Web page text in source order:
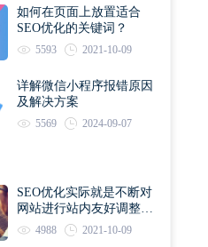
如何在页面上放置适合
SEO优化的关键词？
5593 2021-10-09
详解微信小程序报错原因
及解决方案
5569 2024-09-07
SEO优化实际就是不断对
网站进行站内友好调整直
到符合优化规则
4988 2021-10-09